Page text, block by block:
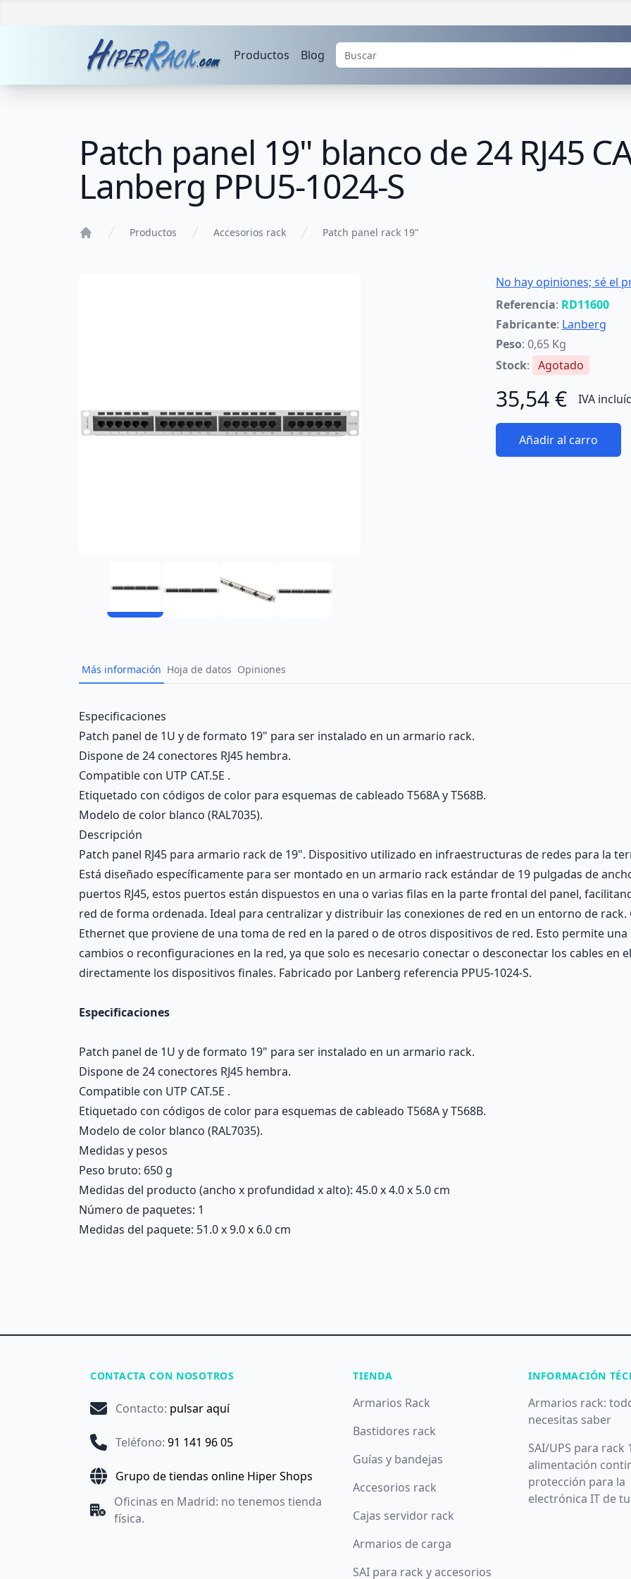
Productos Blog
Patch panel 19" blanco de 24 RJ45
Lanberg PPU5-1024-S
Productos Accesorios rack Patch panel rack 19"
No hay opiniones; sé el
Referencia: RD11600
Fabricante: Lanberg
Peso: 0,65 Kg
Stock: Agotado
35,54 € IVA
Añadir al carro
Más información Hoja de datos Opiniones
Description
Especificaciones
Patch panel de 1U y de formato 19" para ser instalado en un armario rack.
Dispone de 24 conectores RJ45 hembra.
Compatible con UTP CAT.5E .
Etiquetado con códigos de color para esquemas de cableado T568A y T568B.
Modelo de color blanco (RAL7035).
Descripción
Patch panel RJ45 para armario rack de 19". Dispositivo utilizado en infraestructuras de redes para la
Está diseñado específicamente para ser montado en un armario rack estándar de 19 pulgadas de
puertos RJ45, estos puertos están dispuestos en una o varias filas en la parte frontal del panel,
red de forma ordenada. Ideal para centralizar y distribuir las conexiones de red en un entorno de rack.
Ethernet que proviene de una toma de red en la pared o de otros dispositivos de red. Esto permite
cambios o reconfiguraciones en la red, ya que solo es necesario conectar o desconectar los cables en
directamente los dispositivos finales. Fabricado por Lanberg referencia PPU5-1024-S.
Especificaciones
Patch panel de 1U y de formato 19" para ser instalado en un armario rack.
Dispone de 24 conectores RJ45 hembra.
Compatible con UTP CAT.5E .
Etiquetado con códigos de color para esquemas de cableado T568A y T568B.
Modelo de color blanco (RAL7035).
Medidas y pesos
Peso bruto: 650 g
Medidas del producto (ancho x profundidad x alto): 45.0 x 4.0 x 5.0 cm
Número de paquetes: 1
Medidas del paquete: 51.0 x 9.0 x 6.0 cm
CONTACTA CON NOSOTROS
Contacto: pulsar aquí
Teléfono: 91 141 96 05
Grupo de tiendas online Hiper Shops
Oficinas en Madrid: no tenemos tienda
física.
TIENDA
Armarios Rack
Bastidores rack
Guías y bandejas
Accesorios rack
Cajas servidor rack
Armarios de carga
SAI para rack y accesorios
INFORMACIÓN
Armarios rack:
necesitas saber
SAI/UPS para rack
alimentación
protección para la
electrónica IT de